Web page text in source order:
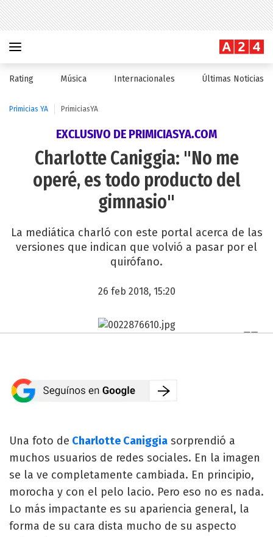
Rating Música Internacionales Últimas Noticias
Primicias YA PrimiciasYA
EXCLUSIVO DE PRIMICIASYA.COM
Charlotte Caniggia: "No me
operé, es todo producto del
gimnasio"
La mediática charló con este portal acerca de las
versiones que indican que volvió a pasar por el
quirófano.
26 feb 2018, 15:20
Una foto de Charlotte Caniggia sorprendió a
muchos usuarios de redes sociales. En la imagen
se la ve completamente cambiada. En principio,
morocha y con el pelo lacio. Pero eso no es nada.
Lo más impactante es su apariencia general, la
forma de su cara dista mucho de su aspecto